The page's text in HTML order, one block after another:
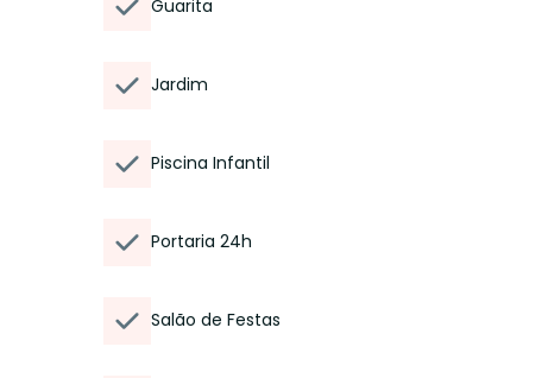
Guarita
Jardim
Piscina Infantil
Portaria 24h
Salão de Festas